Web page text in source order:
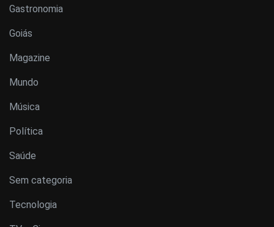
Gastronomia
Goiás
Magazine
Mundo
Música
Política
Saúde
Sem categoria
Tecnologia